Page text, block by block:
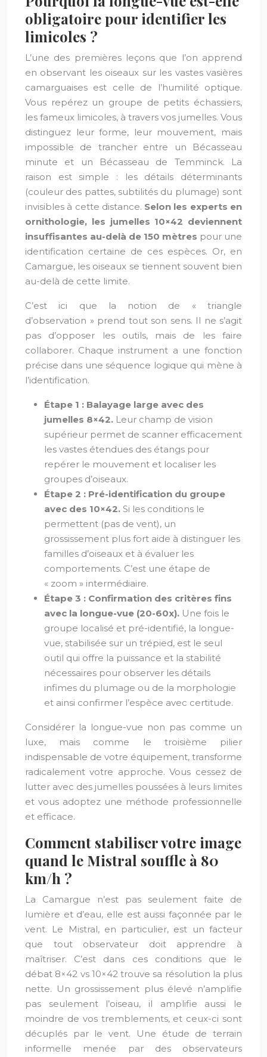
obligatoire pour identifier les
limicoles ?
L’une des premières leçons que l’on apprend
en observant les oiseaux sur les vastes vasières
camarguaises est celle de l’humilité optique.
Vous repérez un groupe de petits échassiers,
les fameux limicoles, à travers vos jumelles. Vous
distinguez leur forme, leur mouvement, mais
impossible de trancher entre un Bécasseau
minute et un Bécasseau de Temminck. La
raison est simple : les détails déterminants
(couleur des pattes, subtilités du plumage) sont
invisibles à cette distance. Selon les experts en
ornithologie, les jumelles 10×42 deviennent
insuffisantes au-delà de 150 mètres pour une
identification certaine de ces espèces. Or, en
Camargue, les oiseaux se tiennent souvent bien
au-delà de cette limite.
C’est ici que la notion de « triangle
d’observation » prend tout son sens. Il ne s’agit
pas d’opposer les outils, mais de les faire
collaborer. Chaque instrument a une fonction
précise dans une séquence logique qui mène à
l’identification.
Étape 1 : Balayage large avec des
jumelles 8×42. Leur champ de vision
supérieur permet de scanner efficacement
les vastes étendues des étangs pour
repérer le mouvement et localiser les
groupes d’oiseaux.
Étape 2 : Pré-identification du groupe
avec des 10×42. Si les conditions le
permettent (pas de vent), un
grossissement plus fort aide à distinguer les
familles d’oiseaux et à évaluer les
comportements. C’est une étape de
« zoom » intermédiaire.
Étape 3 : Confirmation des critères fins
avec la longue-vue (20-60x). Une fois le
groupe localisé et pré-identifié, la longue-
vue, stabilisée sur un trépied, est le seul
outil qui offre la puissance et la stabilité
nécessaires pour observer les détails
infimes du plumage ou de la morphologie
et ainsi confirmer l’espèce avec certitude.
Considérer la longue-vue non pas comme un
luxe, mais comme le troisième pilier
indispensable de votre équipement, transforme
radicalement votre approche. Vous cessez de
lutter avec des jumelles poussées à leurs limites
et vous adoptez une méthode professionnelle
et efficace.
Comment stabiliser votre image
quand le Mistral souffle à 80
km/h ?
La Camargue n’est pas seulement faite de
lumière et d’eau, elle est aussi façonnée par le
vent. Le Mistral, en particulier, est un facteur
que tout observateur doit apprendre à
maîtriser. C’est dans ces conditions que le
débat 8×42 vs 10×42 trouve sa résolution la plus
nette. Un grossissement plus élevé n’amplifie
pas seulement l’oiseau, il amplifie aussi le
moindre de vos tremblements, et ceux-ci sont
décuplés par le vent. Une étude de terrain
informelle menée par des observateurs